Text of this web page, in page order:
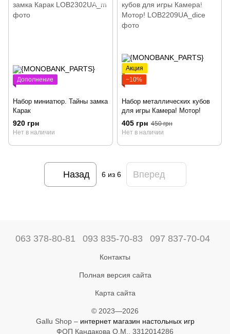
Дополнение
Набор миниатюр. Тайны замка
Карак
920 грн
Нет в наличии
Акция
−10%
Набор металлических кубов
для игры Камера! Мотор!
405 грн 450 грн
Нет в наличии
Назад 6из 6 Вперед
063 378-80-81 093 835-70-83 097 837-70-04
Контакты
Полная версия сайта
Карта сайта
© 2023—2026
Gallu Shop – интернет магазин настольных игр
ФОП Кандакова О.М., 3312014286